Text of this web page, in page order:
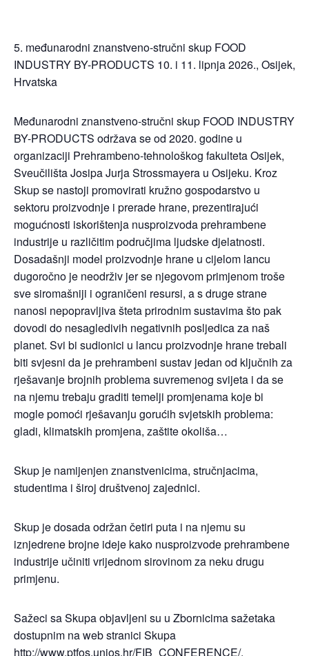
5. međunarodni znanstveno-stručni skup FOOD
INDUSTRY BY-PRODUCTS 10. i 11. lipnja 2026., Osijek,
Hrvatska
Međunarodni znanstveno-stručni skup FOOD INDUSTRY
BY-PRODUCTS održava se od 2020. godine u
organizaciji Prehrambeno-tehnološkog fakulteta Osijek,
Sveučilišta Josipa Jurja Strossmayera u Osijeku. Kroz
Skup se nastoji promovirati kružno gospodarstvo u
sektoru proizvodnje i prerade hrane, prezentirajući
mogućnosti iskorištenja nusproizvoda prehrambene
industrije u različitim područjima ljudske djelatnosti.
Dosadašnji model proizvodnje hrane u cijelom lancu
dugoročno je neodrživ jer se njegovom primjenom troše
sve siromašniji i ograničeni resursi, a s druge strane
nanosi nepopravljiva šteta prirodnim sustavima što pak
dovodi do nesagledivih negativnih posljedica za naš
planet. Svi bi sudionici u lancu proizvodnje hrane trebali
biti svjesni da je prehrambeni sustav jedan od ključnih za
rješavanje brojnih problema suvremenog svijeta i da se
na njemu trebaju graditi temelji promjenama koje bi
mogle pomoći rješavanju gorućih svjetskih problema:
gladi, klimatskih promjena, zaštite okoliša…
Skup je namijenjen znanstvenicima, stručnjacima,
studentima i široj društvenoj zajednici.
Skup je dosada održan četiri puta i na njemu su
iznjedrene brojne ideje kako nusproizvode prehrambene
industrije učiniti vrijednom sirovinom za neku drugu
primjenu.
Sažeci sa Skupa objavljeni su u Zbornicima sažetaka
dostupnim na web stranici Skupa
http://www.ptfos.unios.hr/FIB_CONFERENCE/.